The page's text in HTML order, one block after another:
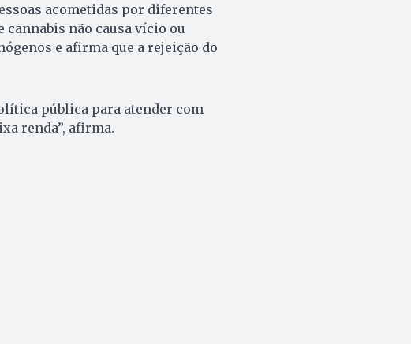
acometidas por diferentes
cannabis não causa vício ou
e afirma que a rejeição do
pública para atender com
renda”, afirma.